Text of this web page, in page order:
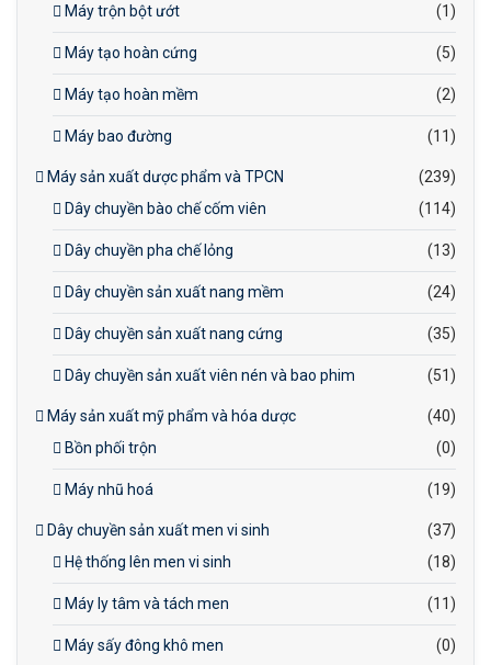
Máy trộn bột ướt (1)
Máy tạo hoàn cứng (5)
Máy tạo hoàn mềm (2)
Máy bao đường (11)
Máy sản xuất dược phẩm và TPCN
(239)
Dây chuyền bào chế cốm viên
(114)
Dây chuyền pha chế lỏng (13)
Dây chuyền sản xuất nang mềm (24)
Dây chuyền sản xuất nang cứng (35)
Dây chuyền sản xuất viên nén và bao phim (51)
Máy sản xuất mỹ phẩm và hóa dược
(40)
Bồn phối trộn
(0)
Máy nhũ hoá (19)
Dây chuyền sản xuất men vi sinh
(37)
Hệ thống lên men vi sinh
(18)
Máy ly tâm và tách men (11)
Máy sấy đông khô men (0)